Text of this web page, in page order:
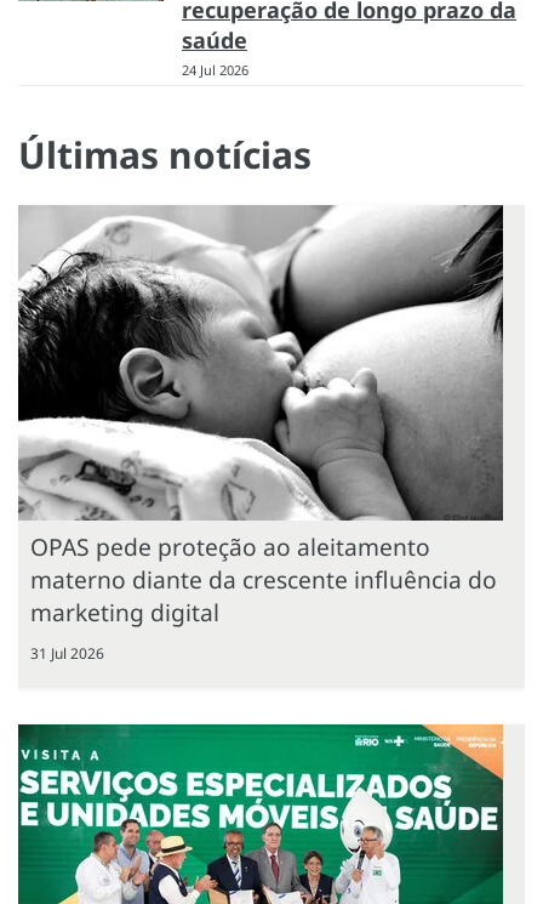
recuperação de longo prazo da
saúde
24 Jul 2026
Últimas notícias
OPAS pede proteção ao aleitamento
materno diante da crescente influência do
marketing digital
31 Jul 2026